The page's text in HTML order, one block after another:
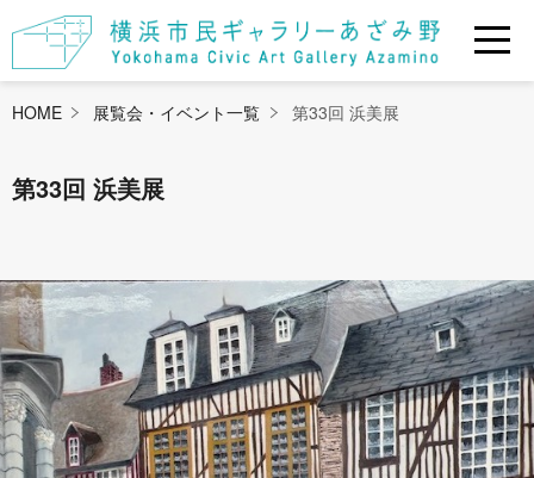
HOME 展覧会・イベント一覧 第33回 浜美展
第33回 浜美展